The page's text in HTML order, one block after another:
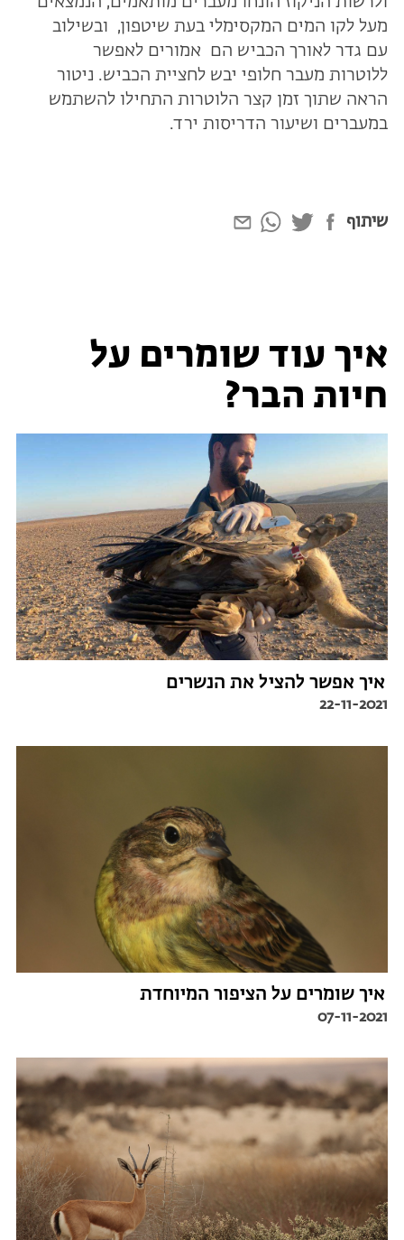
מעל לקו המים המקסימלי בעת שיטפון, ובשילוב
עם גדר לאורך הכביש הם אמורים לאפשר
ללוטרות מעבר חלופי יבש לחציית הכביש. ניטור
הראה שתוך זמן קצר הלוטרות התחילו להשתמש
במעברים ושיעור הדריסות ירד.
שיתוף
איך עוד שומרים על
חיות הבר?
איך אפשר להציל את הנשרים
22-11-2021
איך שומרים על הציפור המיוחדת
07-11-2021